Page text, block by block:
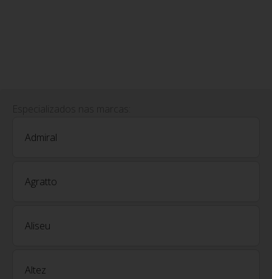
Admiral
Agratto
Aliseu
Altez